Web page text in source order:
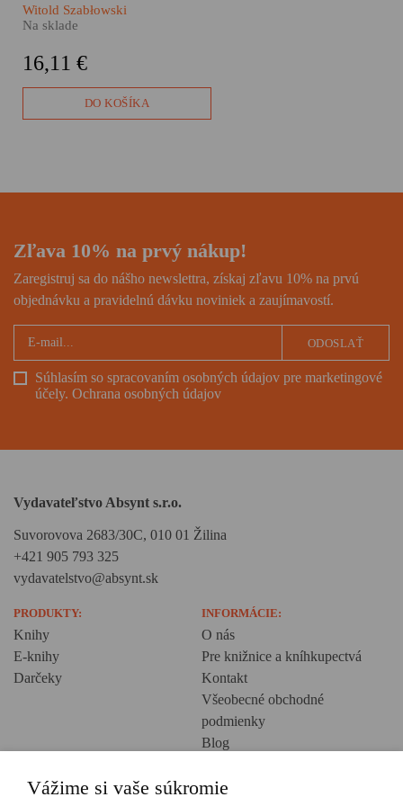
nesmerovali desaťtisíce
Slovákov ročne. Ak patríte
v kufri nemala chýbať kniha
Witold Szabłowski
Na sklade
16,11 €
DO KOŠÍKA
Zľava 10% na prvý nákup!
Zaregistruj sa do nášho newslettra, získaj zľavu 10% na prvú
objednávku a pravidelnú dávku noviniek a zaujímavostí.
Súhlasím so spracovaním osobných údajov pre marketingové
účely. Ochrana osobných údajov
ODOSLAŤ
Vydavateľstvo Absynt s.r.o.
Suvorovova 2683/30C, 010 01 Žilina
+421 905 793 325
vydavatelstvo@absynt.sk
PRODUKTY:
Knihy
E-knihy
Darčeky
INFORMÁCIE:
O nás
Pre knižnice a kníhkupectvá
Kontakt
Všeobecné obchodné
podmienky
Blog
Creative Europe
Vážime si vaše súkromie